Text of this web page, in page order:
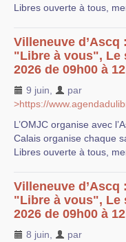
Libres ouverte à tous,
Villeneuve d’Ascq
"Libre à vous", Le
2026 de 09h00 à
9 juin
par
>https://
L’OMJC organise avec
Calais organise chaque
Libres ouverte à tous,
Villeneuve d’Ascq
"Libre à vous", Le
2026 de 09h00 à
8 juin
par